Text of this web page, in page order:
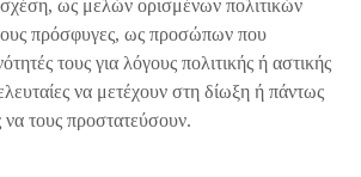
σχέση, ως μελών ορισμένων πολιτικών
πρόσφυγες, ως προσώπων που
τους για λόγους πολιτικής ή αστικής
να μετέχουν στη δίωξη ή πάντως
να τους προστατεύσουν.